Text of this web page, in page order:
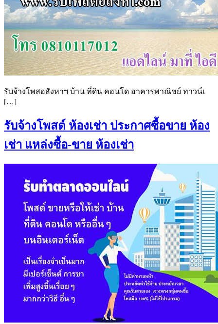
รับจ้างโพสอสังหาฯ บ้าน ที่ดิน คอนโด อาคารพาณิชย์ ทาวน์เ
[…]
รับจ้างโพสต์ ห้องเช่า ประกาศซื้อขาย ห้อง
เช่า แหล่งซื้อ-ขาย ห้องเช่า